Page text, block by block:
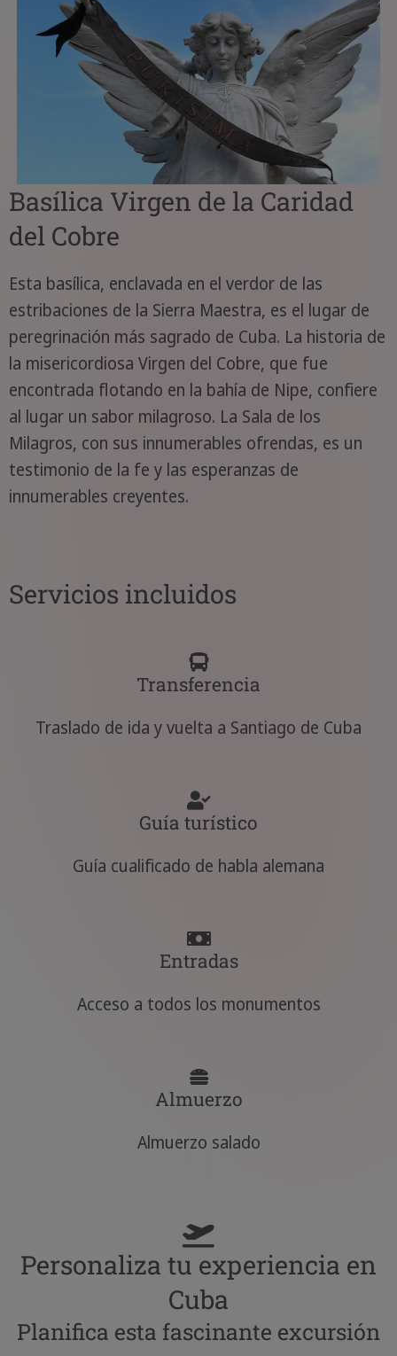
Basílica Virgen de la Caridad
del Cobre
Esta basílica, enclavada en el verdor de las
estribaciones de la Sierra Maestra, es el lugar de
peregrinación más sagrado de Cuba. La historia de
la misericordiosa Virgen del Cobre, que fue
encontrada flotando en la bahía de Nipe, confiere
al lugar un sabor milagroso. La Sala de los
Milagros, con sus innumerables ofrendas, es un
testimonio de la fe y las esperanzas de
innumerables creyentes.
Servicios incluidos
Transferencia
Traslado de ida y vuelta a Santiago de Cuba
Guía turístico
Guía cualificado de habla alemana
Entradas
Acceso a todos los monumentos
Almuerzo
Almuerzo salado
Personaliza tu experiencia en
Cuba
Planifica esta fascinante excursión